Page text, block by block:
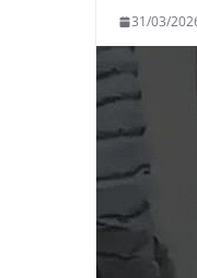
31/03/